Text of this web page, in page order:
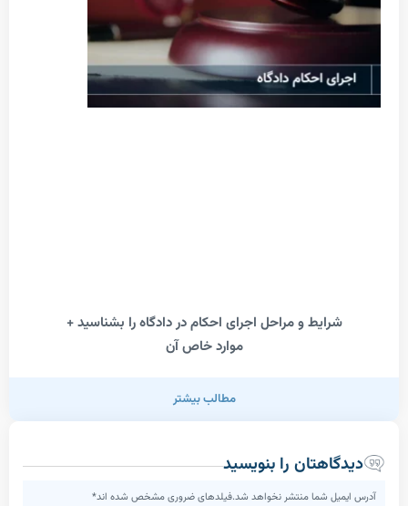
و مراحل اجرای احکام در دادگاه را بشناسید +
موارد خاص آن
را بنویسید
شما منتشر نخواهد شد.فیلدهای ضروری مشخص شده اند*